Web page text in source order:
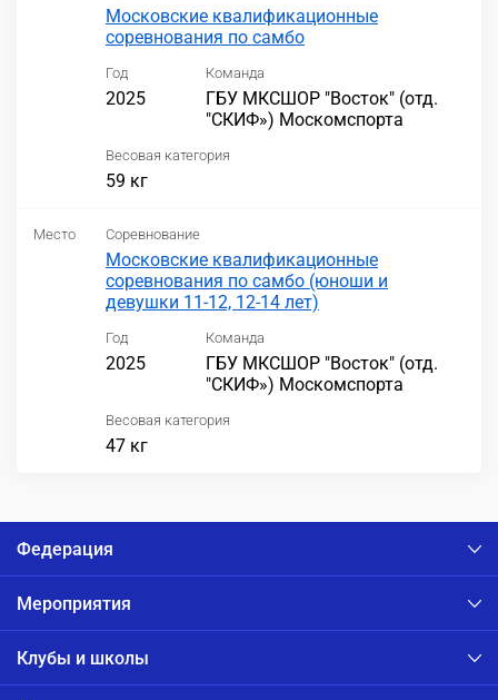
Московские квалификационные
соревнования по самбо
Год
2025
Команда
ГБУ МКСШОР "Восток" (отд.
"СКИФ») Москомспорта
Весовая категория
59 кг
Место Соревнование
Московские квалификационные
соревнования по самбо (юноши и
девушки 11-12, 12-14 лет)
Год
2025
Команда
ГБУ МКСШОР "Восток" (отд.
"СКИФ») Москомспорта
Весовая категория
47 кг
Федерация
Мероприятия
Клубы и школы